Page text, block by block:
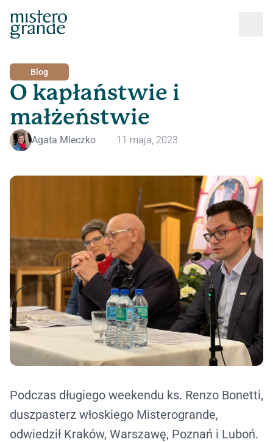
Blog
O kapłaństwie i
małżeństwie
Agata Mleczko 11 maja, 2023
Podczas długiego weekendu ks. Renzo Bonetti,
duszpasterz włoskiego Misterogrande,
odwiedził Kraków, Warszawę, Poznań i Luboń.